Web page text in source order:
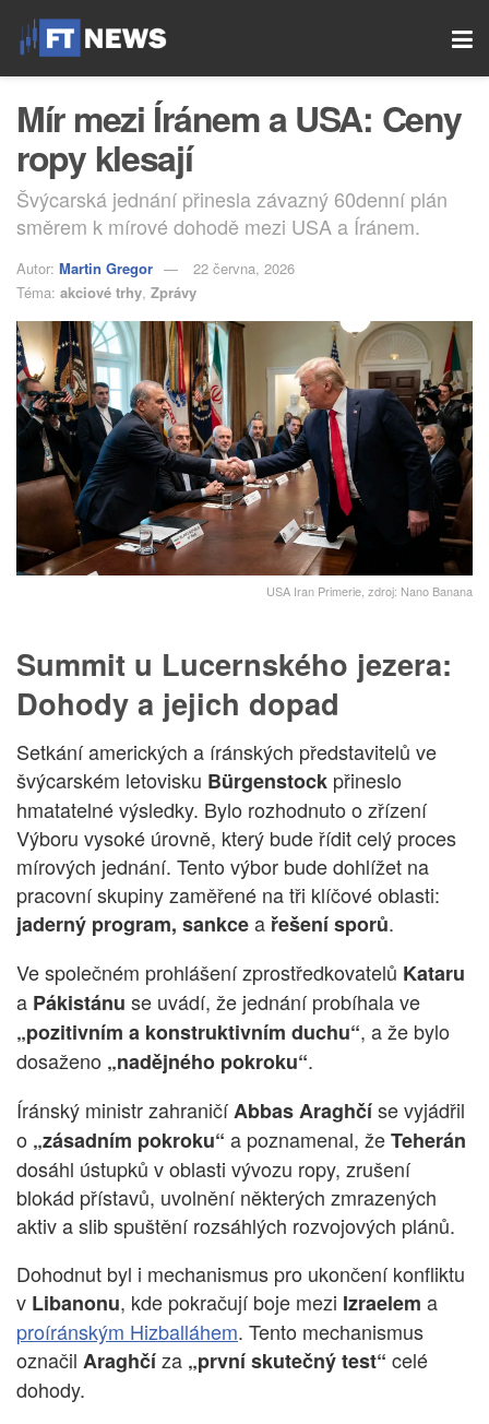
Mír mezi Íránem a USA: Ceny
ropy klesají
Švýcarská jednání přinesla závazný 60denní plán
směrem k mírové dohodě mezi USA a Íránem.
Autor: Martin Gregor
22 června, 2026
Téma: akciové trhy, Zprávy
USA Iran Primerie, zdroj: Nano Banana
Summit u Lucernského jezera:
Dohody a jejich dopad
Setkání amerických a íránských představitelů ve
švýcarském letovisku Bürgenstock přineslo
hmatatelné výsledky. Bylo rozhodnuto o zřízení
Výboru vysoké úrovně, který bude řídit celý proces
mírových jednání. Tento výbor bude dohlížet na
pracovní skupiny zaměřené na tři klíčové oblasti:
jaderný program, sankceařešení sporů.
Ve společném prohlášení zprostředkovatelů Kataru
a Pákistánu se uvádí, že jednání probíhala ve
„pozitivním a konstruktivním duchu“, a že bylo
dosaženo „nadějného pokroku“.
Íránský ministr zahraničíAbbas Araghčíse vyjádřil
o „zásadním pokroku“ a poznamenal, žeTeherán
dosáhl ústupků v oblasti vývozu ropy, zrušení
blokád přístavů, uvolnění některých zmrazených
aktiv a slib spuštění rozsáhlých rozvojových plánů.
Dohodnut byl i mechanismus pro ukončení konfliktu
v Libanonu, kde pokračují boje mezi Izraelem a
proíránským Hizballáhem. Tento mechanismus
označil Araghčíza „první skutečný test“ celé
dohody.